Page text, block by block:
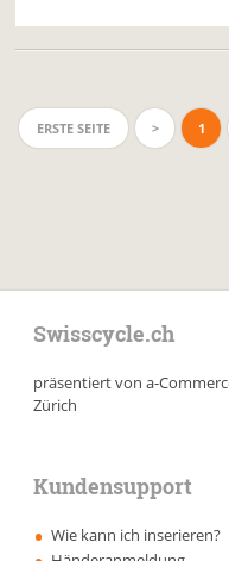
ERSTE SEITE > 1
Swisscycle.ch
präsentiert von a-
Zürich
Kundensupport
Wie kann ich inserieren?